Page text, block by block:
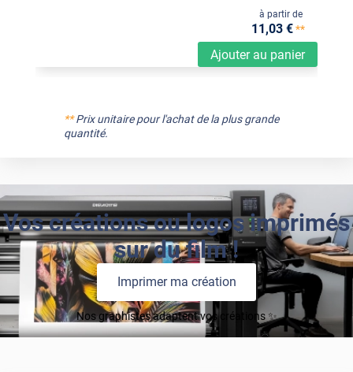
Ajouter au panier
à partir de
11 ,03 €**
**Prix unitaire pour l'achat de la plus grande
quantité.
Vos créations ou logos imprimés
sur du film !
Imprimer ma création
Nos graphistes adaptent vos créations ✨